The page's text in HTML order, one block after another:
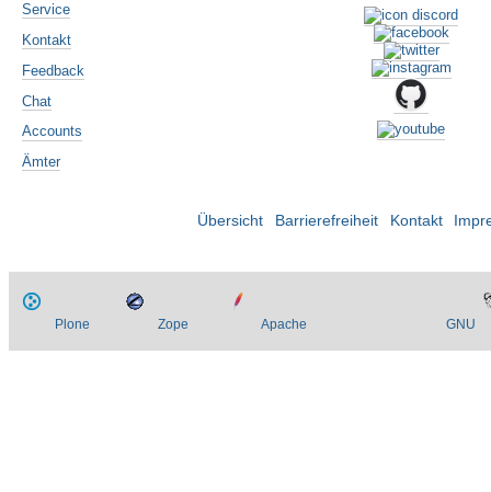
Service
Kontakt
Feedback
Chat
Accounts
Ämter
Übersicht Barrierefreiheit Kontakt
Plone Zope Apache GNU